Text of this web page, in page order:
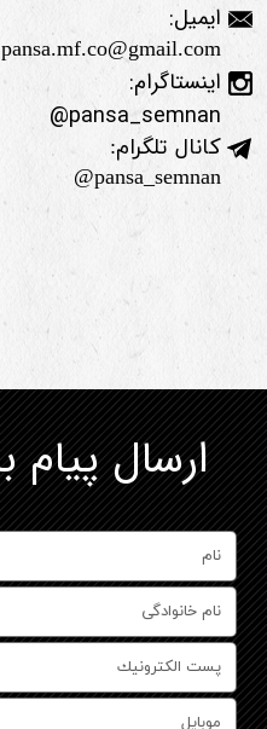
ایمیل:
pansa.mf.co@gmail.com
اینستاگرام:
pansa_semnan@
کانال تلگرام:
pansa_semnan@
​ارسال پیام